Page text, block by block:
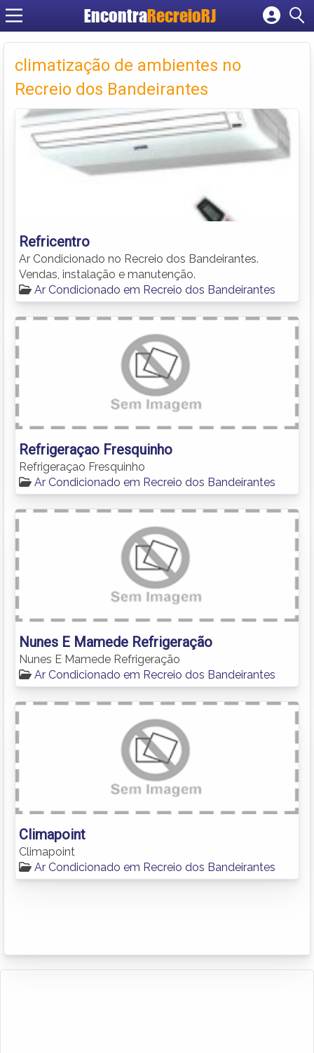
EncontraRecreioRJ
Cadastrar empresa
Criar conta
climatização de ambientes no
Recreio dos Bandeirantes
Refricentro
Ar Condicionado no Recreio dos Bandeirantes.
Vendas, instalação e manutenção.
Ar Condicionado em Recreio dos Bandeirantes
Refrigeraçao Fresquinho
Refrigeraçao Fresquinho
Ar Condicionado em Recreio dos Bandeirantes
Nunes E Mamede Refrigeração
Nunes E Mamede Refrigeração
Ar Condicionado em Recreio dos Bandeirantes
Climapoint
Climapoint
Ar Condicionado em Recreio dos Bandeirantes